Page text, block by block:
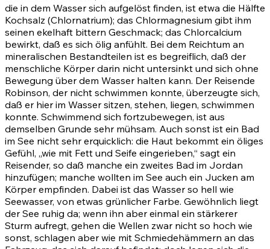
die in dem Wasser sich aufgelöst finden, ist etwa die Hälfte
Kochsalz (Chlornatrium); das Chlormagnesium gibt ihm
seinen ekelhaft bittern Geschmack; das Chlorcalcium
bewirkt, daß es sich ölig anfühlt. Bei dem Reichtum an
mineralischen Bestandteilen ist es begreiflich, daß der
menschliche Körper darin nicht untersinkt und sich ohne
Bewegung über dem Wasser halten kann. Der Reisende
Robinson, der nicht schwimmen konnte, überzeugte sich,
daß er hier im Wasser sitzen, stehen, liegen, schwimmen
konnte. Schwimmend sich fortzubewegen, ist aus
demselben Grunde sehr mühsam. Auch sonst ist ein Bad
im See nicht sehr erquicklich: die Haut bekommt ein öliges
Gefühl, „wie mit Fett und Seife eingerieben,“ sagt ein
Reisender, so daß manche ein zweites Bad im Jordan
hinzufügen; manche wollten im See auch ein Jucken am
Körper empfinden. Dabei ist das Wasser so hell wie
Seewasser, von etwas grünlicher Farbe. Gewöhnlich liegt
der See ruhig da; wenn ihn aber einmal ein stärkerer
Sturm aufregt, gehen die Wellen zwar nicht so hoch wie
sonst, schlagen aber wie mit Schmiedehämmern an das